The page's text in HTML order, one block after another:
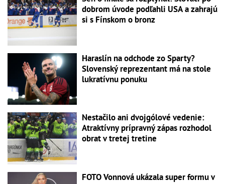
dobrom úvode podľahli USA a zahrajú
si s Fínskom o bronz
Haraslín na odchode zo Sparty?
Slovenský reprezentant má na stole
lukratívnu ponuku
Nestačilo ani dvojgólové vedenie:
Atraktívny prípravný zápas rozhodol
obrat v tretej tretine
FOTO Vonnová ukázala super formu v